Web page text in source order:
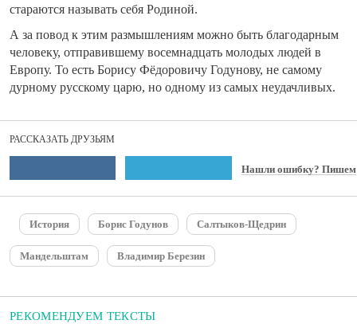
стараются называть себя Родиной.
А за повод к этим размышлениям можно быть благодарным
человеку, отправившему восемнадцать молодых людей в
Европу. То есть Борису Фёдоровичу Годунову, не самому
дурному русскому царю, но одному из самых неудачливых.
РАССКАЗАТЬ ДРУЗЬЯМ
Нашли ошибку? Пишем
История Борис Годунов Салтыков-Щедрин
Мандельштам Владимир Березин
РЕКОМЕНДУЕМ ТЕКСТЫ